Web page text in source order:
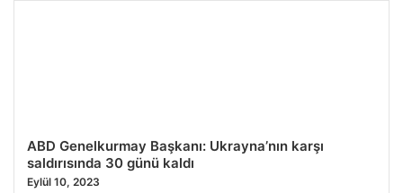
ABD Genelkurmay Başkanı: Ukrayna’nın karşı
saldırısında 30 günü kaldı
Eylül 10, 2023